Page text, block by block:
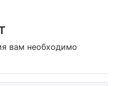
вам необходимо